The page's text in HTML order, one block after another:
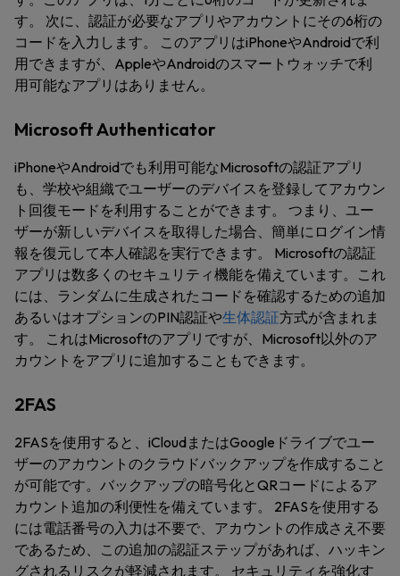
す。 次に、認証が必要なアプリやアカウントにその6桁の
コードを入力します。 このアプリはiPhoneやAndroidで利
用できますが、AppleやAndroidのスマートウォッチで利
用可能なアプリはありません。
Microsoft Authenticator
iPhoneやAndroidでも利用可能なMicrosoftの認証アプリ
も、学校や組織でユーザーのデバイスを登録してアカウン
ト回復モードを利用することができます。 つまり、ユー
ザーが新しいデバイスを取得した場合、簡単にログイン情
報を復元して本人確認を実行できます。 Microsoftの認証
アプリは数多くのセキュリティ機能を備えています。これ
には、ランダムに生成されたコードを確認するための追加
あるいはオプションのPIN認証や生体認証方式が含まれま
す。 これはMicrosoftのアプリですが、Microsoft以外のア
カウントをアプリに追加することもできます。
2FAS
2FASを使用すると、iCloudまたはGoogleドライブでユー
ザーのアカウントのクラウドバックアップを作成すること
が可能です。バックアップの暗号化とQRコードによるア
カウント追加の利便性を備えています。 2FASを使用する
には電話番号の入力は不要で、アカウントの作成さえ不要
であるため、この追加の認証ステップがあれば、ハッキン
グされるリスクが軽減されます。 セキュリティを強化す